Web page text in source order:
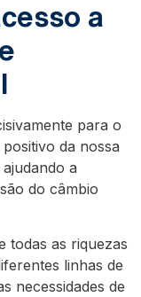
a
para o
da nossa
a
do câmbio
todas as riquezas
linhas de
necessidades de